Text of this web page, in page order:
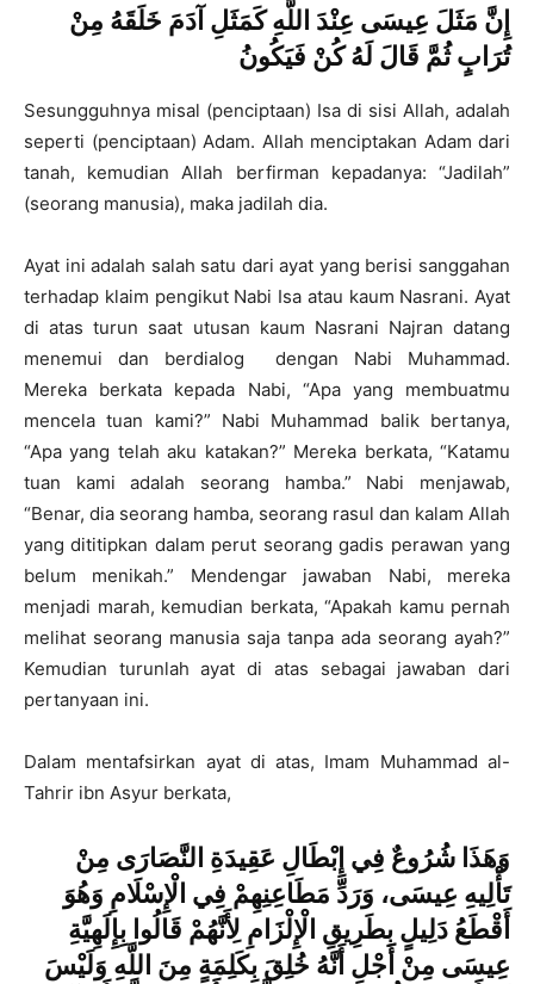
إِنَّ مَثَلَ عِيسَى عِنْدَ اللَّهِ كَمَثَلِ آدَمَ خَلَقَهُ مِنْ
تُرَابٍ ثُمَّ قَالَ لَهُ كُنْ فَيَكُونُ
Sesungguhnya misal (penciptaan) Isa di sisi Allah, adalah
seperti (penciptaan) Adam. Allah menciptakan Adam dari
tanah, kemudian Allah berfirman kepadanya: “Jadilah”
(seorang manusia), maka jadilah dia.
Ayat ini adalah salah satu dari ayat yang berisi sanggahan
terhadap klaim pengikut Nabi Isa atau kaum Nasrani. Ayat
di atas turun saat utusan kaum Nasrani Najran datang
menemui dan berdialog dengan Nabi Muhammad.
Mereka berkata kepada Nabi, “Apa yang membuatmu
mencela tuan kami?” Nabi Muhammad balik bertanya,
“Apa yang telah aku katakan?” Mereka berkata, “Katamu
tuan kami adalah seorang hamba.” Nabi menjawab,
“Benar, dia seorang hamba, seorang rasul dan kalam Allah
yang dititipkan dalam perut seorang gadis perawan yang
belum menikah.” Mendengar jawaban Nabi, mereka
menjadi marah, kemudian berkata, “Apakah kamu pernah
melihat seorang manusia saja tanpa ada seorang ayah?”
Kemudian turunlah ayat di atas sebagai jawaban dari
pertanyaan ini.
Dalam mentafsirkan ayat di atas, Imam Muhammad al-
Tahrir ibn Asyur berkata,
وَهَذَا شُرُوعٌ فِي إِبْطَالِ عَقِيدَةِ النَّصَارَى مِنْ
تَأْلِيهِ عِيسَى، وَرَدِّ مَطَاعِنِهِمْ فِي الْإِسْلَامِ وَهُوَ
أَقْطَعُ دَلِيلٍ بِطَرِيقِ الْإِلْزَامِ لِأَنَّهُمْ قَالُوا بِإِلَهِيَّةِ
عِيسَى مِنْ أَجْلِ أَنَّهُ خُلِقَ بِكَلِمَةٍ مِنَ اللَّهِ وَلَيْسَ